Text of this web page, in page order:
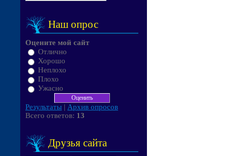
Наш опрос
Оцените мой сайт
Отлично
Хорошо
Неплохо
Плохо
Ужасно
Результаты | Архив опросов
Всего ответов: 13
Друзья сайта